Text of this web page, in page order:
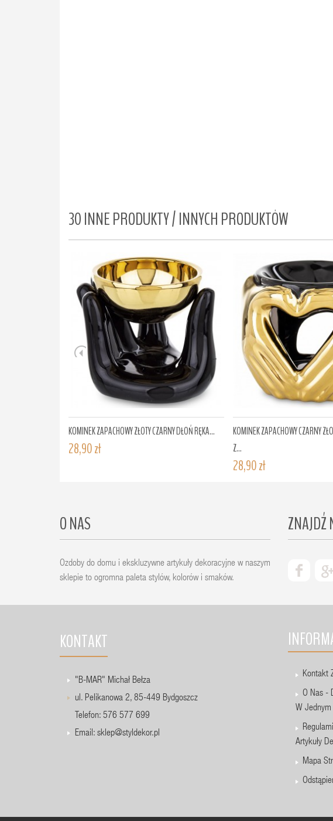
30 INNE PRODUKTY / INNYCH PRODUKTÓW
KOMINEK ZAPACHOWY ZŁOTY CZARNY DŁOŃ RĘKA...
28,90 zł
KOMINEK ZAPACHOWY CZARNY
Z...
28,90 zł
O NAS
Ozdoby do domu i ekskluzywne artykuły dekoracyjne w naszym
sklepie to ogromna paleta stylów, kolorów i smaków.
ZNAJDŹ
KONTAKT
"B-MAR" Michał Bełza
ul. Pelikanowa 2, 85-449 Bydgoszcz
Telefon: 576 577 699
Email: sklep@styldekor.pl
Kontakt
O Nas -
W
Artykuły
Mapa